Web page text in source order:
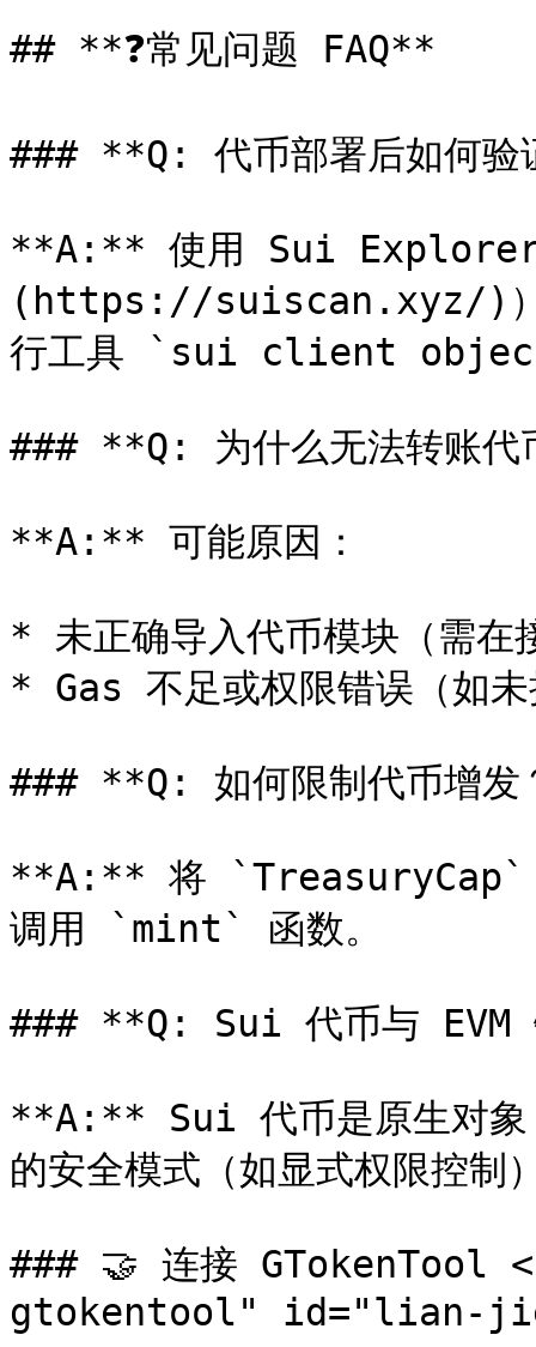
## **❓常见问题 FAQ**
### **Q: 代币部署后如何验
**A:** 使用 Sui
(https://suiscan.xyz/)）查
行工具 `sui client object
### **Q: 为什么无法转账代
**A:** 可能原因：
* 未正确导入代币模块（需在
* Gas 不足或权限错误（
### **Q: 如何限制代币增
**A:** 将 `TreasuryCap`
调用 `mint` 函数。
### **Q: Sui 代币与 EVM
**A:** Sui 代币是原生对象
的安全模式（如显式权限控制
### 🤝 连接
gtokentool" id="lian-